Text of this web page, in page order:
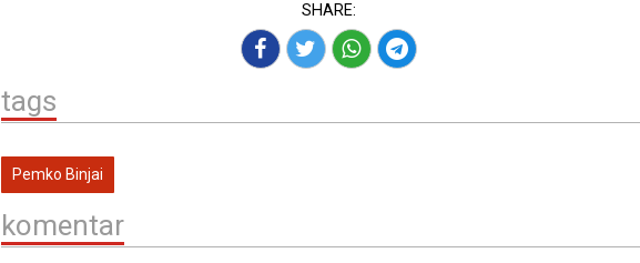
SHARE:
tags
Pemko Binjai
komentar